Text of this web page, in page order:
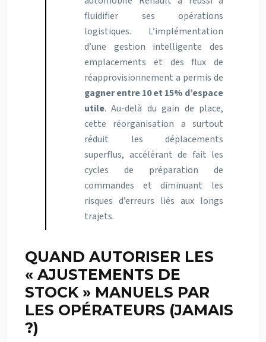
fluidifier ses opérations
logistiques. L’implémentation
d’une gestion intelligente des
emplacements et des flux de
réapprovisionnement a permis de
gagner entre 10 et 15% d’espace
utile. Au-delà du gain de place,
cette réorganisation a surtout
réduit les déplacements
superflus, accélérant de fait les
cycles de préparation de
commandes et diminuant les
risques d’erreurs liés aux longs
trajets.
QUAND AUTORISER LES
« AJUSTEMENTS DE
STOCK » MANUELS PAR
LES OPÉRATEURS (JAMAIS
?)